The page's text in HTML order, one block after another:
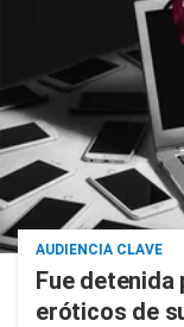
AUDIENCIA CLAVE
Fue
eróticos de